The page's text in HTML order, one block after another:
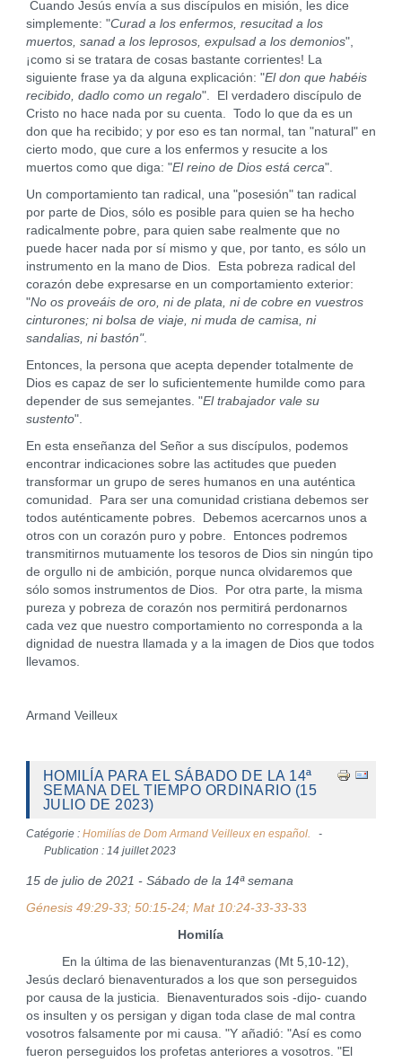
Cuando Jesús envía a sus discípulos en misión, les dice
simplemente: "Curad a los enfermos, resucitad a los
muertos, sanad a los leprosos, expulsad a los demonios",
¡como si se tratara de cosas bastante corrientes! La
siguiente frase ya da alguna explicación: "El don que habéis
recibido, dadlo como un regalo". El verdadero discípulo de
Cristo no hace nada por su cuenta. Todo lo que da es un
don que ha recibido; y por eso es tan normal, tan "natural" en
cierto modo, que cure a los enfermos y resucite a los
muertos como que diga: "El reino de Dios está cerca".
Un comportamiento tan radical, una "posesión" tan radical
por parte de Dios, sólo es posible para quien se ha hecho
radicalmente pobre, para quien sabe realmente que no
puede hacer nada por sí mismo y que, por tanto, es sólo un
instrumento en la mano de Dios. Esta pobreza radical del
corazón debe expresarse en un comportamiento exterior:
"No os proveáis de oro, ni de plata, ni de cobre en vuestros
cinturones; ni bolsa de viaje, ni muda de camisa, ni
sandalias, ni bastón".
Entonces, la persona que acepta depender totalmente de
Dios es capaz de ser lo suficientemente humilde como para
depender de sus semejantes. "El trabajador vale su
sustento".
En esta enseñanza del Señor a sus discípulos, podemos
encontrar indicaciones sobre las actitudes que pueden
transformar un grupo de seres humanos en una auténtica
comunidad. Para ser una comunidad cristiana debemos ser
todos auténticamente pobres. Debemos acercarnos unos a
otros con un corazón puro y pobre. Entonces podremos
transmitirnos mutuamente los tesoros de Dios sin ningún tipo
de orgullo ni de ambición, porque nunca olvidaremos que
sólo somos instrumentos de Dios. Por otra parte, la misma
pureza y pobreza de corazón nos permitirá perdonarnos
cada vez que nuestro comportamiento no corresponda a la
dignidad de nuestra llamada y a la imagen de Dios que todos
llevamos.
Armand Veilleux
HOMILÍA PARA EL SÁBADO DE LA 14ª
SEMANA DEL TIEMPO ORDINARIO (15
JULIO DE 2023)
Catégorie : Homilías de Dom Armand Veilleux en español.
Publication : 14 juillet 2023
15 de julio de 2021 - Sábado de la 14ª semana
Génesis 49:29-33; 50:15-24; Mat 10:24-33-33-33
Homilía
En la última de las bienaventuranzas (Mt 5,10-12),
Jesús declaró bienaventurados a los que son perseguidos
por causa de la justicia. Bienaventurados sois -dijo- cuando
os insulten y os persigan y digan toda clase de mal contra
vosotros falsamente por mi causa. "Y añadió: "Así es como
fueron perseguidos los profetas anteriores a vosotros. "El